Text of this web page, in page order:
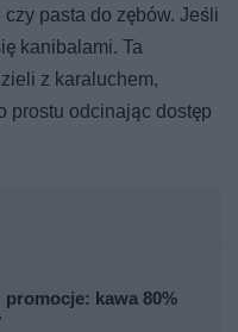
pasta do zębów. Jeśli
kanibalami. Ta
z karaluchem,
prostu odcinając dostęp
kawa 80%